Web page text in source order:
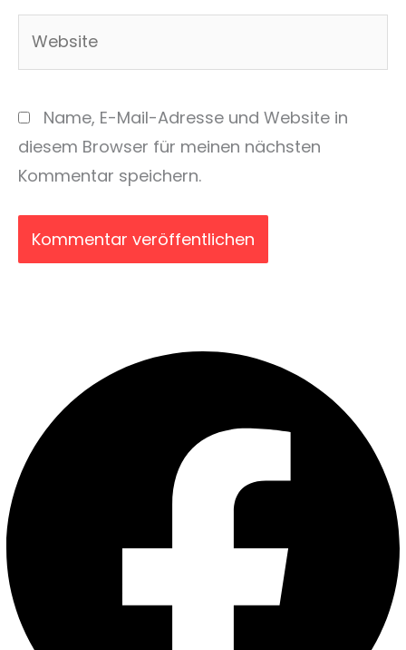
Name, E-Mail-Adresse und Website in
diesem Browser für meinen nächsten
Kommentar speichern.